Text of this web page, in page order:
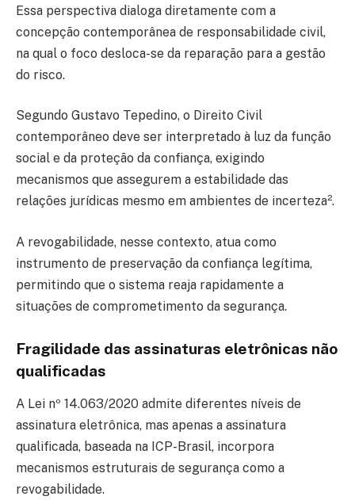
Essa perspectiva dialoga diretamente com a
concepção contemporânea de responsabilidade civil,
na qual o foco desloca-se da reparação para a gestão
do risco.
Segundo Gustavo Tepedino, o Direito Civil
contemporâneo deve ser interpretado à luz da função
social e da proteção da confiança, exigindo
mecanismos que assegurem a estabilidade das
relações jurídicas mesmo em ambientes de incerteza².
A revogabilidade, nesse contexto, atua como
instrumento de preservação da confiança legítima,
permitindo que o sistema reaja rapidamente a
situações de comprometimento da segurança.
Fragilidade das assinaturas eletrônicas não
qualificadas
A Lei nº 14.063/2020 admite diferentes níveis de
assinatura eletrônica, mas apenas a assinatura
qualificada, baseada na ICP-Brasil, incorpora
mecanismos estruturais de segurança como a
revogabilidade.